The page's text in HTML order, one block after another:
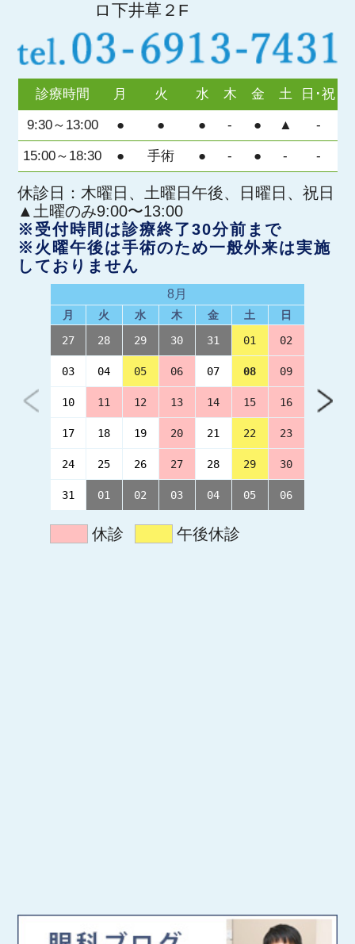
ロ下井草２F
診療時間 月 火 水 木 金 土 日･祝
9:30～13:00 ● ● ● - ● ▲ -
15:00～18:30 ● 手術 ● - ● - -
休診日：木曜日、土曜日午後、日曜日、祝日
▲土曜のみ9:00〜13:00
※受付時間は診療終了30分前まで
※火曜午後は手術のため一般外来は実施
しておりません
8月
月 火 水 木 金 土
日
27
28 29 30 31 01 02
03 04 05 06 07 08 09
10 11 12 13 14 15 16
17 18 19 20 21 22 23
24 25 26 27 28 29 30
31 01 02 03 04 05 06
休診 午後休診